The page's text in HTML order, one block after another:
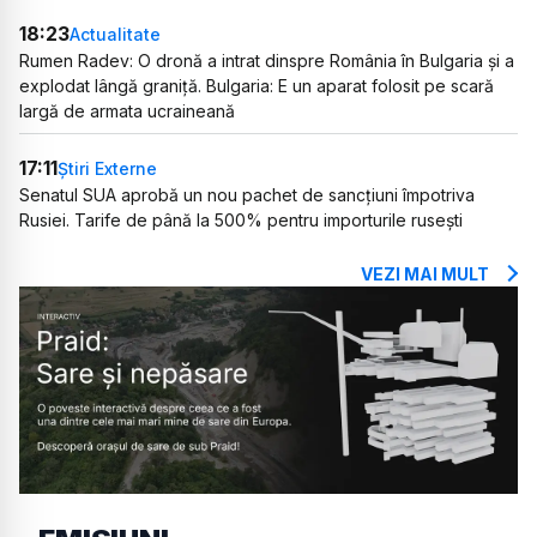
18:23Actualitate
Rumen Radev: O dronă a intrat dinspre România în Bulgaria și a
explodat lângă graniță. Bulgaria: E un aparat folosit pe scară
largă de armata ucraineană
17:11Știri Externe
Senatul SUA aprobă un nou pachet de sancțiuni împotriva
Rusiei. Tarife de până la 500% pentru importurile rusești
VEZI MAI MULT